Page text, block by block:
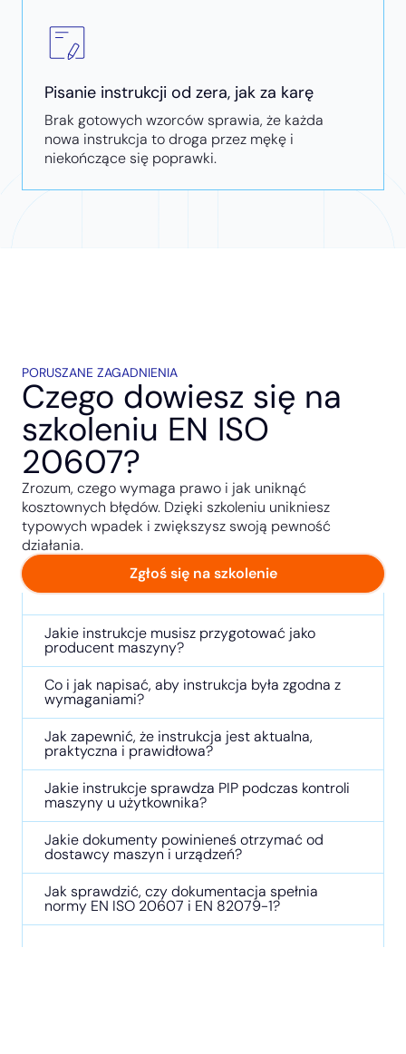
Pisanie instrukcji od zera, jak za karę
Brak gotowych wzorców sprawia, że każda
nowa instrukcja to droga przez mękę i
niekończące się poprawki.
PORUSZANE ZAGADNIENIA
Czego dowiesz się na
szkoleniu EN ISO
20607?
Zrozum, czego wymaga prawo i jak uniknąć
kosztownych błędów. Dzięki szkoleniu unikniesz
typowych wpadek i zwiększysz swoją pewność
działania.
Zgłoś się na szkolenie
Jakie instrukcje musisz przygotować jako
producent maszyny?
Co i jak napisać, aby instrukcja była zgodna z
wymaganiami?
Jak zapewnić, że instrukcja jest aktualna,
praktyczna i prawidłowa?
Jakie instrukcje sprawdza PIP podczas kontroli
maszyny u użytkownika?
Jakie dokumenty powinieneś otrzymać od
dostawcy maszyn i urządzeń?
Jak sprawdzić, czy dokumentacja spełnia
normy EN ISO 20607 i EN 82079-1?